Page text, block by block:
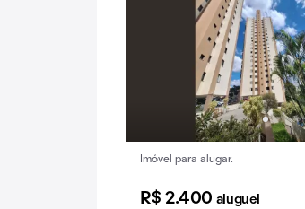
Imóvel para alugar.
R$ 2.400 aluguel